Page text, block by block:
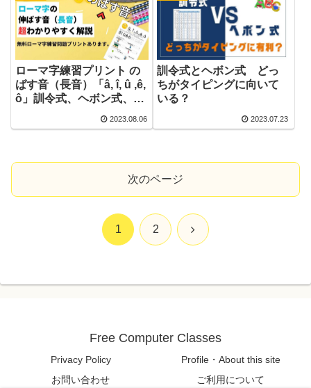
ローマ字練習プリント の
ばす音（長音）「â, î, û ,ê,
ô」訓令式、ヘボン式、パ
ソコンのローマ字入力の
長音を超わかりやすく解
2023.08.06
訓令式とヘボン式 どっ
ちがタイピングに向いて
いる？
2023.07.23
次のページ
1 2 次
Free Computer Classes
Privacy Policy
Profile・About this site
お問い合わせ
ご利用について